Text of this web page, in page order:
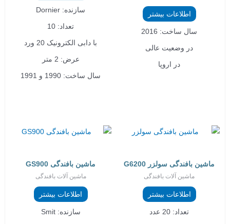
اطلاعات بیشتر
سال ساخت: 2016
در وضعیت عالی
در اروپا
سازنده: Dornier
تعداد: 10
با دابی الکترونیک 20 ورد
عرض: 2 متر
سال ساخت: 1990 و 1991
ماشین بافندگی سولزر G6200
ماشین آلات بافندگی
اطلاعات بیشتر
تعداد: 20 عدد
ماشین بافندگی GS900
ماشین آلات بافندگی
اطلاعات بیشتر
سازنده: Smit